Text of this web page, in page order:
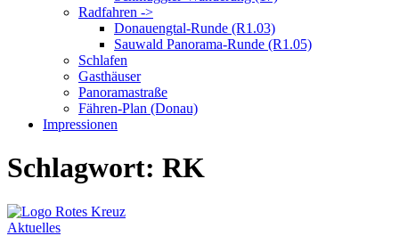
Radfahren ->
Donauengtal-Runde (R1.03)
Sauwald Panorama-Runde (R1.05)
Schlafen
Gasthäuser
Panoramastraße
Fähren-Plan (Donau)
Impressionen
Schlagwort: RK
Aktuelles